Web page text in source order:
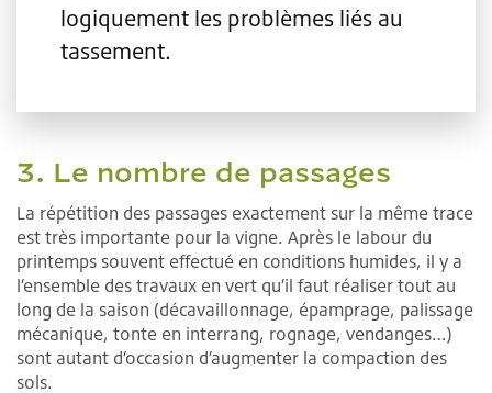
logiquement les problèmes liés au
tassement.
3. Le nombre de passages
La répétition des passages exactement sur la même trace
est très importante pour la vigne. Après le labour du
printemps souvent effectué en conditions humides, il y a
l’ensemble des travaux en vert qu’il faut réaliser tout au
long de la saison (décavaillonnage, épamprage, palissage
mécanique, tonte en interrang, rognage, vendanges…)
sont autant d’occasion d’augmenter la compaction des
sols.